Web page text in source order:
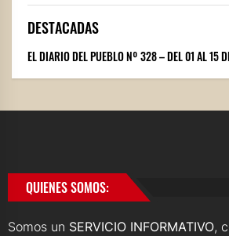
DESTACADAS
EL DIARIO DEL PUEBLO Nº 328 – DEL 01 AL 15
QUIENES SOMOS:
Somos un SERVICIO INFORMATIVO,